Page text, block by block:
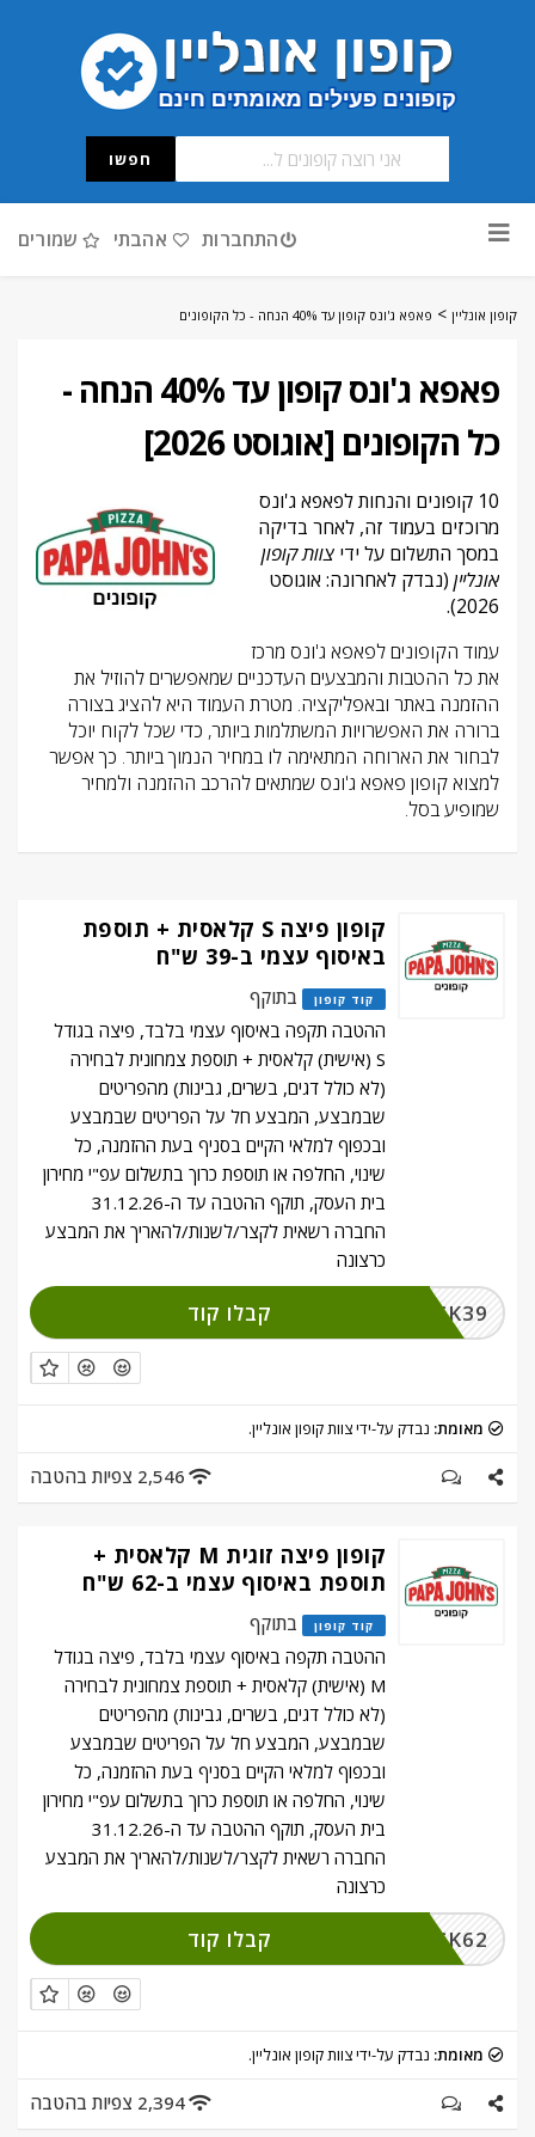
חפשו
לתוכן
שמורים אהבתי התחברות
קופון אונליין > פאפא ג'ונס קופון עד 40% הנחה - כל הקופונים
פאפא ג'ונס קופון עד 40% הנחה -
כל הקופונים [אוגוסט 2026]
10 קופונים והנחות לפאפא ג'ונס
מרוכזים בעמוד זה, לאחר בדיקה
במסך התשלום על ידי צוות קופון
אונליין (נבדק לאחרונה: אוגוסט
2026).
עמוד הקופונים לפאפא ג'ונס מרכז
את כל ההטבות והמבצעים העדכניים שמאפשרים להוזיל את
ההזמנה באתר ובאפליקציה. מטרת העמוד היא להציג בצורה
ברורה את האפשרויות המשתלמות ביותר, כדי שכל לקוח יוכל
לבחור את הארוחה המתאימה לו במחיר הנמוך ביותר. כך אפשר
למצוא קופון פאפא ג'ונס שמתאים להרכב ההזמנה ולמחיר
שמופיע בסל.
קופון פיצה S קלאסית + תוספת
באיסוף עצמי ב-39 ש"ח
קוד קופון
בתוקף
ההטבה תקפה באיסוף עצמי בלבד, פיצה בגודל
S (אישית) קלאסית + תוספת צמחונית לבחירה
(לא כולל דגים, בשרים, גבינות) מהפריטים
שבמבצע, המבצע חל על הפריטים שבמבצע
ובכפוף למלאי הקיים בסניף בעת ההזמנה, כל
שינוי, החלפה או תוספת כרוך בתשלום עפ"י מחירון
בית העסק, תוקף ההטבה עד ה-31.12.26
החברה רשאית לקצר/לשנות/להאריך את המבצע
כרצונה
CLICK39 קבלו קוד
מאומת: נבדק על-ידי צוות קופון אונליין.
2,546 צפיות בהטבה
קופון פיצה זוגית M קלאסית +
תוספת באיסוף עצמי ב-62 ש"ח
קוד קופון
בתוקף
ההטבה תקפה באיסוף עצמי בלבד, פיצה בגודל
M (אישית) קלאסית + תוספת צמחונית לבחירה
(לא כולל דגים, בשרים, גבינות) מהפריטים
שבמבצע, המבצע חל על הפריטים שבמבצע
ובכפוף למלאי הקיים בסניף בעת ההזמנה, כל
שינוי, החלפה או תוספת כרוך בתשלום עפ"י מחירון
בית העסק, תוקף ההטבה עד ה-31.12.26
החברה רשאית לקצר/לשנות/להאריך את המבצע
כרצונה
CLICK62 קבלו קוד
מאומת: נבדק על-ידי צוות קופון אונליין.
2,394 צפיות בהטבה